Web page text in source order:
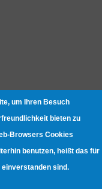
um Ihren Besuch
bieten zu
Browsers Cookies
benutzen, heißt das für
sind.